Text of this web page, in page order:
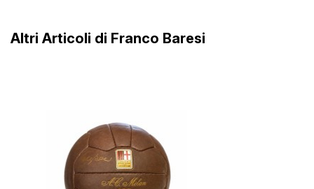
Altri Articoli di Franco Baresi